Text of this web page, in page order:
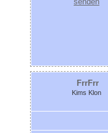
FrrFrr
Kims Klon